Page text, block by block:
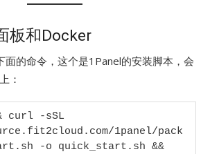
板和Docker
面的命令，这个是1Panel的安装脚本，会
：
curl -sSL
1panel/pack
-o quick_start.sh &&